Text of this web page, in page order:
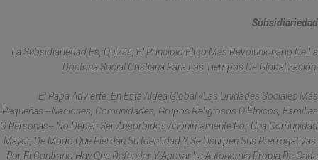
Subsidiariedad
La Subsidiariedad Es, Quizás, El Principio Ético Más Revolucionario De La
Doctrina Social Cristiana Para Los Tiempos De Globalización.
El Papa Advierte: En Esta Aldea Global «las Unidades Sociales Más
Pequeñas --Naciones, Comunidades, Grupos Religiosos O Étnicos, Familias
O Personas-- No Deben Ser Absorbidos Anónimamente Por Una Comunidad
Mayor, De Modo Que Pierdan Su Identidad Y Se Usurpen Sus Prerrogativas.
Por El Contrario Hay Que Defender Y Apoyar La Autonomía Propia De Cada